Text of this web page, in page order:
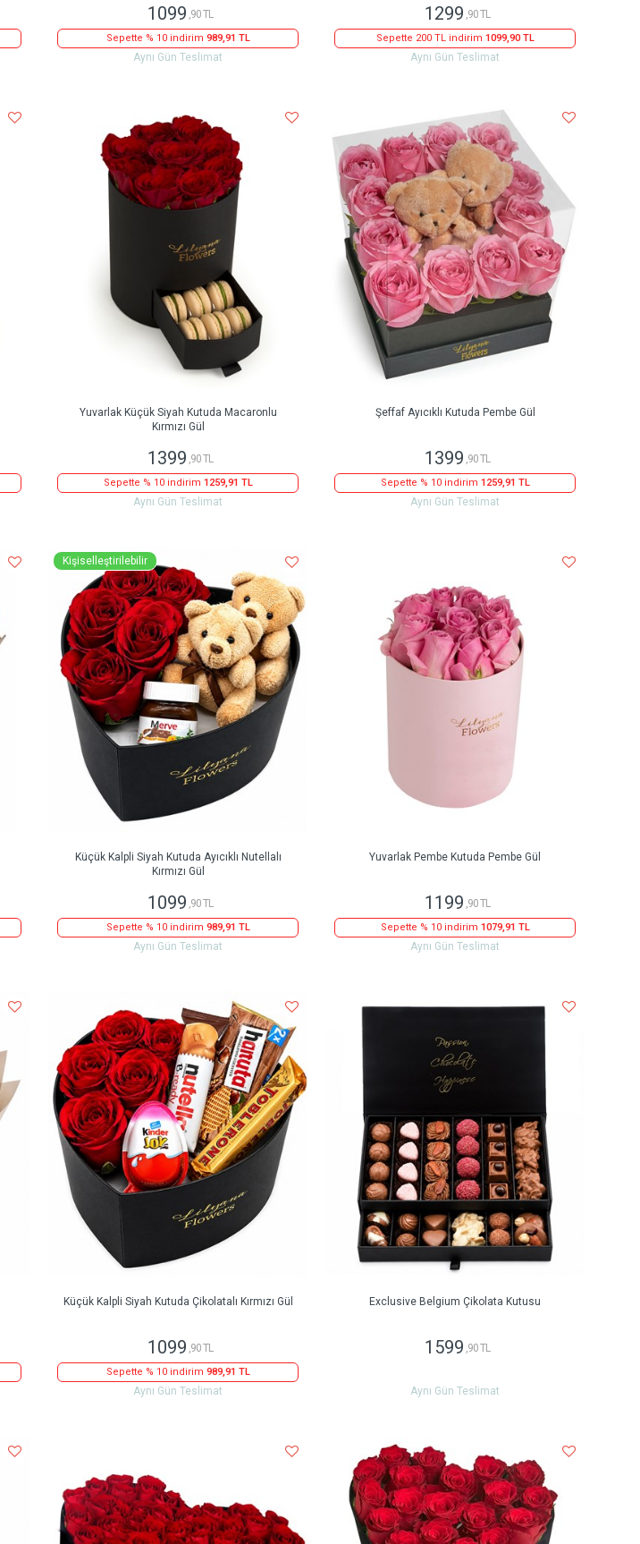
1099 ,90 TL
Sepette % 10 indirim 989,91 TL
Aynı Gün Teslimat
1299 ,90 TL
Sepette 200 TL indirim 1099,90 TL
Aynı Gün Teslimat
Yuvarlak Küçük Siyah Kutuda Macaronlu
Kırmızı Gül
1399 ,90 TL
Sepette % 10 indirim 1259,91 TL
Aynı Gün Teslimat
Şeffaf Ayıcıklı Kutuda Pembe Gül
1399 ,90 TL
Sepette % 10 indirim 1259,91 TL
Aynı Gün Teslimat
Kişiselleştirilebilir
Küçük Kalpli Siyah Kutuda Ayıcıklı Nutellalı
Kırmızı Gül
1099 ,90 TL
Sepette % 10 indirim 989,91 TL
Aynı Gün Teslimat
Yuvarlak Pembe Kutuda Pembe Gül
1199 ,90 TL
Sepette % 10 indirim 1079,91 TL
Aynı Gün Teslimat
Küçük Kalpli Siyah Kutuda Çikolatalı Kırmızı Gül
1099 ,90 TL
Sepette % 10 indirim 989,91 TL
Aynı Gün Teslimat
Exclusive Belgium Çikolata Kutusu
1599 ,90 TL
Aynı Gün Teslimat